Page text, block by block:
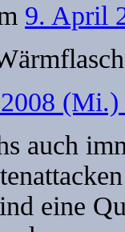
9. April
(Mi.)
auch
eine